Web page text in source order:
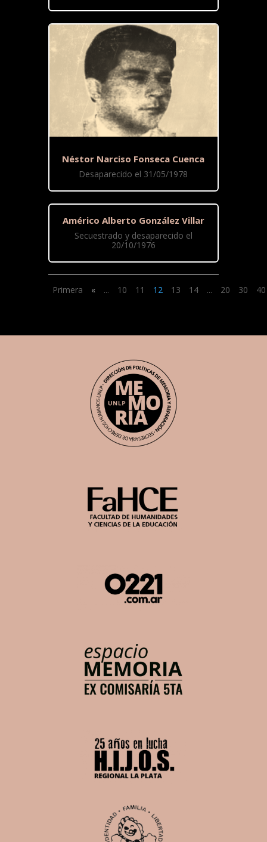
Néstor Narciso Fonseca Cuenca
Desaparecido el 31/05/1978
Américo Alberto González Villar
Secuestrado y desaparecido el
20/10/1976
Primera « ... 10 11 12 13 14 ... 20 30 40